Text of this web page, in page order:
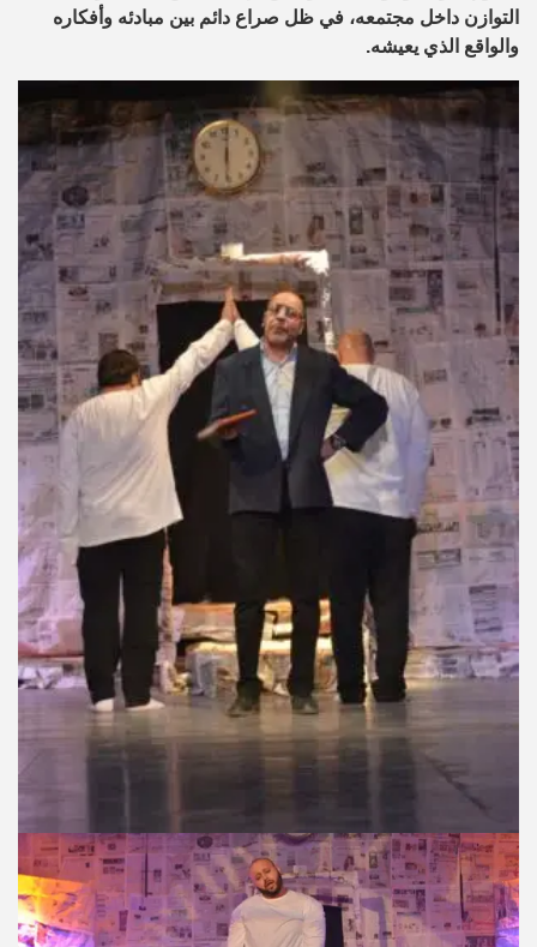
التوازن داخل مجتمعه، في ظل صراع دائم بين مبادئه وأفكاره
والواقع الذي يعيشه.